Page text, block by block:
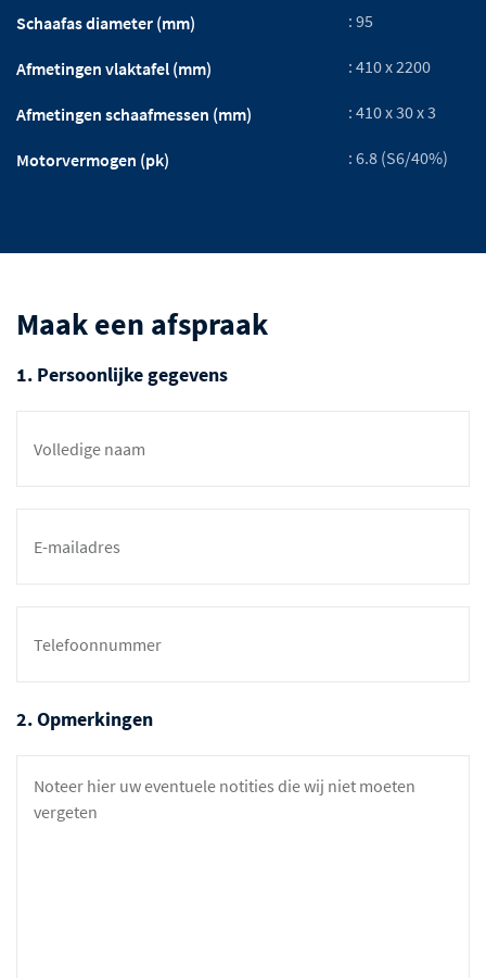
Schaafas diameter (mm) : 95
Afmetingen vlaktafel (mm) : 410 x 2200
Afmetingen schaafmessen (mm) : 410 x 30 x 3
Motorvermogen (pk) : 6.8 (S6/40%)
Maak een afspraak
1. Persoonlijke gegevens
2. Opmerkingen